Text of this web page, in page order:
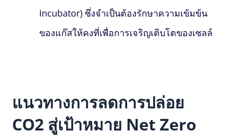
Incubator) ซึ่งจำเป็นต้องรักษาความเข้มข้น
ของแก๊สให้คงที่เพื่อการเจริญเติบโตของเซลล์
แนวทางการลดการปล่อย
CO2 สู่เป้าหมาย Net Zero